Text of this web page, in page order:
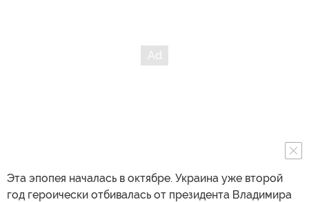
Эта эпопея началась в октябре. Украина уже второй
год героически отбивалась от президента Владимира